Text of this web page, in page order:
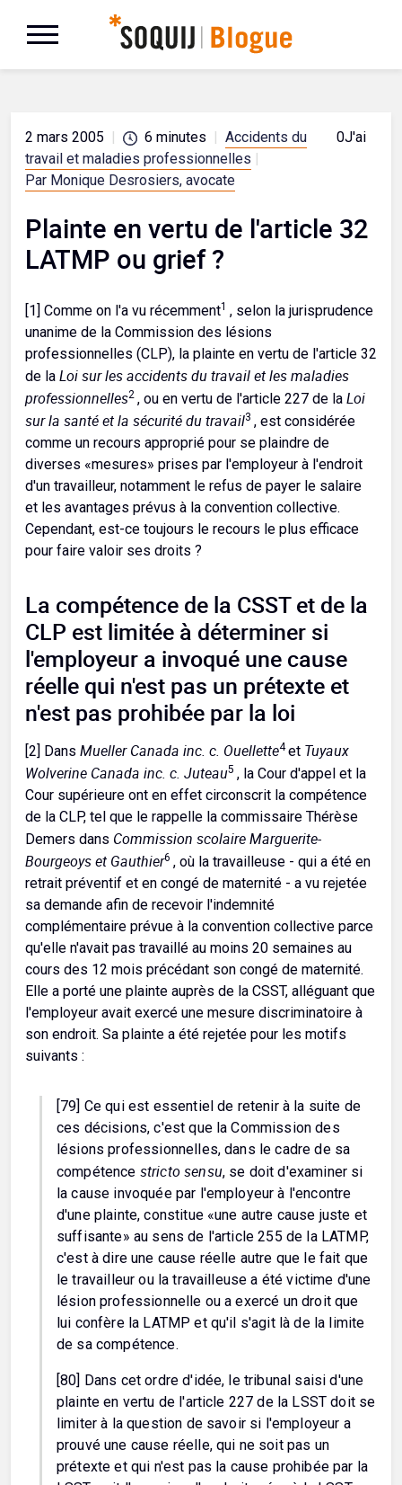
2 mars 2005 6 minutes
Accidents du
travail et maladies professionnelles
Par Monique Desrosiers, avocate
0J'aime
Plainte en vertu de l'article 32
LATMP ou grief ?
[1] Comme on l'a vu récemment1 , selon la jurisprudence
unanime de la Commission des lésions
professionnelles (CLP), la plainte en vertu de l'article 32
de la Loi sur les accidents du travail et les maladies
professionnelles2 , ou en vertu de l'article 227 de la Loi
sur la santé et la sécurité du travail3 , est considérée
comme un recours approprié pour se plaindre de
diverses «mesures» prises par l'employeur à l'endroit
d'un travailleur, notamment le refus de payer le salaire
et les avantages prévus à la convention collective.
Cependant, est-ce toujours le recours le plus efficace
pour faire valoir ses droits ?
La compétence de la CSST et de la
CLP est limitée à déterminer si
l'employeur a invoqué une cause
réelle qui n'est pas un prétexte et
n'est pas prohibée par la loi
[2] Dans Mueller Canada inc. c. Ouellette4et Tuyaux
Wolverine Canada inc. c. Juteau5 , la Cour d'appel et la
Cour supérieure ont en effet circonscrit la compétence
de la CLP, tel que le rappelle la commissaire Thérèse
Demers dans Commission scolaire Marguerite-
Bourgeoys et Gauthier6 , où la travailleuse - qui a été en
retrait préventif et en congé de maternité - a vu rejetée
sa demande afin de recevoir l'indemnité
complémentaire prévue à la convention collective parce
qu'elle n'avait pas travaillé au moins 20 semaines au
cours des 12 mois précédant son congé de maternité.
Elle a porté une plainte auprès de la CSST, alléguant que
l'employeur avait exercé une mesure discriminatoire à
son endroit. Sa plainte a été rejetée pour les motifs
suivants :
[79] Ce qui est essentiel de retenir à la suite de
ces décisions, c'est que la Commission des
lésions professionnelles, dans le cadre de sa
compétence stricto sensu, se doit d'examiner si
la cause invoquée par l'employeur à l'encontre
d'une plainte, constitue «une autre cause juste et
suffisante» au sens de l'article 255 de la LATMP,
c'est à dire une cause réelle autre que le fait que
le travailleur ou la travailleuse a été victime d'une
lésion professionnelle ou a exercé un droit que
lui confère la LATMP et qu'il s'agit là de la limite
de sa compétence.
[80] Dans cet ordre d'idée, le tribunal saisi d'une
plainte en vertu de l'article 227 de la LSST doit se
limiter à la question de savoir si l'employeur a
prouvé une cause réelle, qui ne soit pas un
prétexte et qui n'est pas la cause prohibée par la